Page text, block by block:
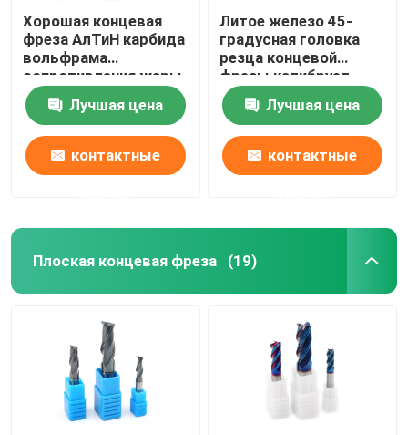
Хорошая концевая
фреза АлТиН карбида
вольфрама
сопротивления жары
покрывая торцевую
фрезу 6ммЛучшая цена
контактные
Литое железо 45-
градусная головка
резца концевой
фрезы калибрует
концевую фрезу с
шаровым
наконечником из
карбида
Лучшая цена
контактные
Плоская концевая фреза (19)